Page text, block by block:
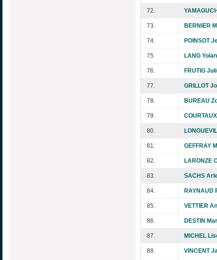
72.
73. BERNIER
74. POINSOT
75. LANG
76. FRUTIG
77. GRILLOT
78. BUREAU
79.
80.
81. GEFFRAY
82. LARONZE
83. SACHS
84. RAYNAUD
85. VETTIER
86. DESTIN
87. MICHEL
88. VINCENT